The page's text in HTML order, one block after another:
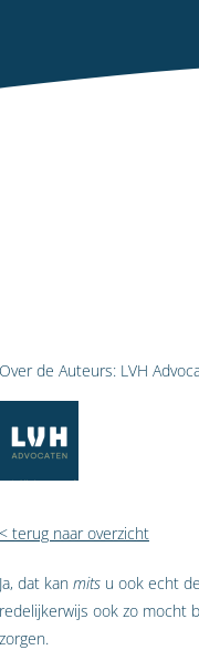
Over de Auteurs: LVH
< terug naar overzicht
Ja, dat kan mitsu ook echt
redelijkerwijs ook zo mocht
zorgen.